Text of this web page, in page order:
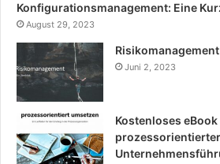
Konfigurationsmanagement: Eine
August 29, 2023
Juni 2, 2023
Kostenloses eBook
prozessorientierter